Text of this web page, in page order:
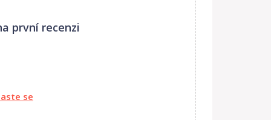
první recenzi
se